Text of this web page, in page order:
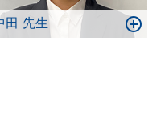
田 先生